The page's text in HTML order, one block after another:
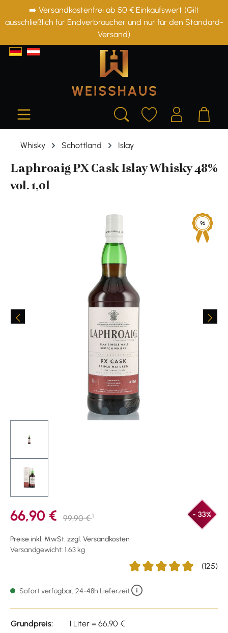
springen
➡️ Versandkostenfrei ab 50 € Einkaufswert (Gilt
ausschließlich für Endverbraucher und nur für den Standard-
Versand)
Whisky Schottland Islay
Laphroaig PX Cask Islay Whisky 48%
vol. 1,0l
96
66,90 € 99,90 €1 - 33%
Preise inkl. MwSt. zzgl. Versandkosten
Versandgewicht: 1.63 kg
(125)
Sofort verfügbar, 24-48h Lieferzeit
Grundpreis:
1 Liter = 66,90 €